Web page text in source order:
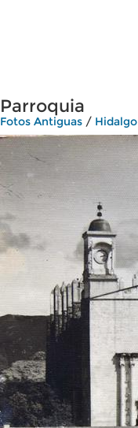
Parroquia
Fotos Antiguas / Hidalgo